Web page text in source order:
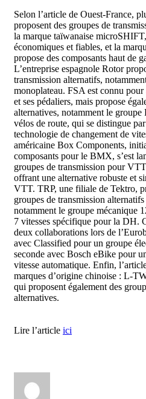
Selon l’article de Ouest-France,
proposent des groupes de
la marque taïwanaise
économiques et fiables, et la
propose des composants haut de
L’entreprise espagnole Rotor
transmission alternatifs,
monoplateau. FSA est connu pour
et ses pédaliers, mais propose
alternatives, notamment le
vélos de route, qui se distingue
technologie de changement de
américaine Box Components,
composants pour le BMX, s’est
groupes de transmission pour
offrant une alternative robuste et
VTT. TRP, une filiale de Tektro,
groupes de transmission
notamment le groupe mécanique
7 vitesses spécifique pour la DH.
deux collaborations lors de
avec Classified pour un groupe
seconde avec Bosch eBike pour
vitesse automatique. Enfin,
marques d’origine chinoise : L-
qui proposent également des
alternatives.
Lire l’article ici